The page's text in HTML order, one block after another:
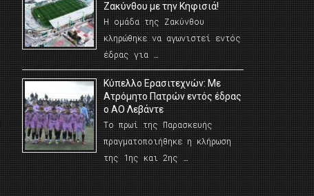
Ζακύνθου με την Κηφισιά!
Η ομάδα της Ζακύνθου
κληρώθηκε να αγωνιστεί εντός
έδρας για …
Κύπελλο Ερασιτεχνών: Με
Ατρόμητο Πατρών εντός έδρας
ο ΑΟ Λεβάντε
Το πρωί της Παρασκευής
πραγματοποιήθηκε η κλήρωση
της 1ης και 2ης …